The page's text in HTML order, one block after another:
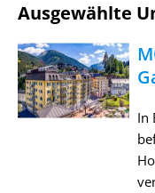
Ausgewählte
In